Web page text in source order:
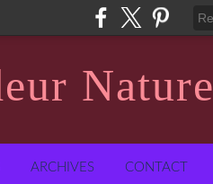
Nature
ARCHIVES CONTACT